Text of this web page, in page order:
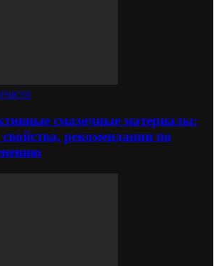
смазочные материалы:
рекомендации по